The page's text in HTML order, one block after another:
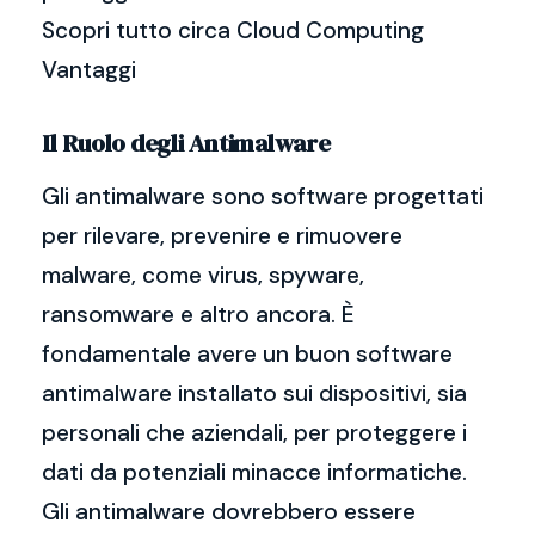
Scopri tutto circa Cloud Computing
Vantaggi
Il Ruolo degli Antimalware
Gli antimalware sono software progettati
per rilevare, prevenire e rimuovere
malware, come virus, spyware,
ransomware e altro ancora. È
fondamentale avere un buon software
antimalware installato sui dispositivi, sia
personali che aziendali, per proteggere i
dati da potenziali minacce informatiche.
Gli antimalware dovrebbero essere